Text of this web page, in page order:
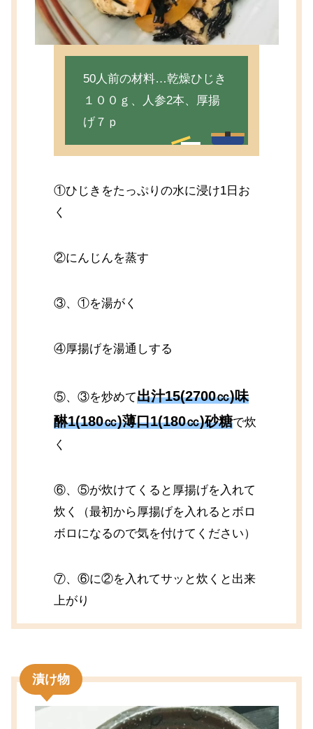
50人前の材料…乾燥ひじき
１００ｇ、人参2本、厚揚
げ７ｐ
①ひじきをたっぷりの水に浸け1日お
く
②にんじんを蒸す
③、①を湯がく
④厚揚げを湯通しする
⑤、③を炒めて出汁15(2700㏄)味
醂1(180㏄)薄口1(180㏄)砂糖で炊
く
⑥、⑤が炊けてくると厚揚げを入れて
炊く（最初から厚揚げを入れるとボロ
ボロになるので気を付けてください）
⑦、⑥に②を入れてサッと炊くと出来
上がり
漬け物